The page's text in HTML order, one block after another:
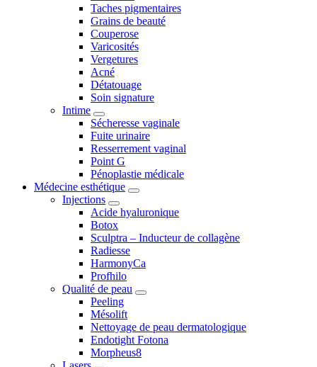
Taches pigmentaires
Grains de beauté
Couperose
Varicosités
Vergetures
Acné
Détatouage
Soin signature
Intime
Sécheresse vaginale
Fuite urinaire
Resserrement vaginal
Point G
Pénoplastie médicale
Médecine esthétique
Injections
Acide hyaluronique
Botox
Sculptra – Inducteur de collagène
Radiesse
HarmonyCa
Profhilo
Qualité de peau
Peeling
Mésolift
Nettoyage de peau dermatologique
Endotight Fotona
Morpheus8